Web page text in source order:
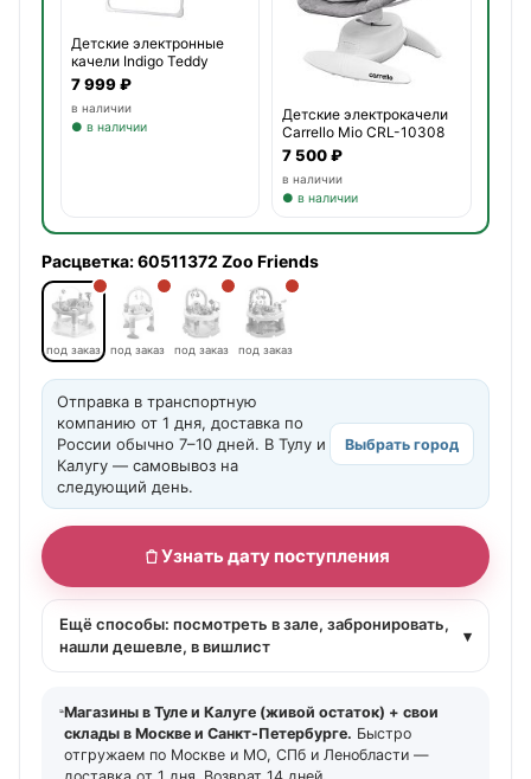
Детские электронные
качели Indigo Teddy
7 999 ₽
в наличии
● в наличии
Детские электрокачели
Carrello Mio CRL-10308
7 500 ₽
в наличии
● в наличии
Расцветка:60511372 Zoo Friends
под заказ под заказ под заказ под заказ
Отправка в транспортную
компанию от 1 дня, доставка по
России обычно 7–10 дней. В Тулу и
Калугу — самовывоз на
следующий день.
Выбрать город
Узнать дату поступления
Ещё способы: посмотреть в зале, забронировать,
нашли дешевле, в вишлист
▾
Магазины в Туле и Калуге (живой остаток) + свои
склады в Москве и Санкт-Петербурге. Быстро
отгружаем по Москве и МО, СПб и Ленобласти —